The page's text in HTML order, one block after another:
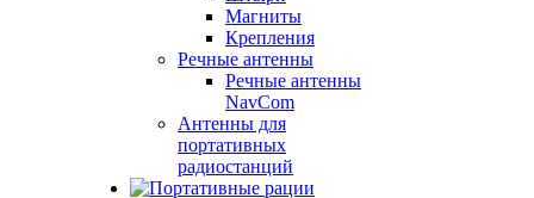
Магниты
Крепления
Речные антенны
Речные антенны
NavCom
Антенны для
портативных
радиостанций